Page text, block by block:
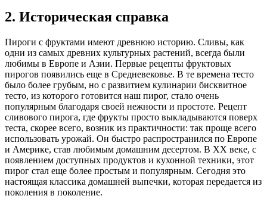
2. Историческая справка
Пироги с фруктами имеют древнюю историю. Сливы, как
одни из самых древних культурных растений, всегда были
любимы в Европе и Азии. Первые рецепты фруктовых
пирогов появились еще в Средневековье. В те времена тесто
было более грубым, но с развитием кулинарии бисквитное
тесто, из которого готовится наш пирог, стало очень
популярным благодаря своей нежности и простоте. Рецепт
сливового пирога, где фрукты просто выкладываются поверх
теста, скорее всего, возник из практичности: так проще всего
использовать урожай. Он быстро распространился по Европе
и Америке, став любимым домашним десертом. В XX веке, с
появлением доступных продуктов и кухонной техники, этот
пирог стал еще более простым и популярным. Сегодня это
настоящая классика домашней выпечки, которая передается из
поколения в поколение.